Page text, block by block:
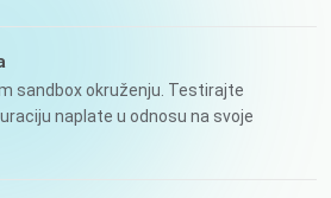
sandbox okruženju. Testirajte
naplate u odnosu na svoje